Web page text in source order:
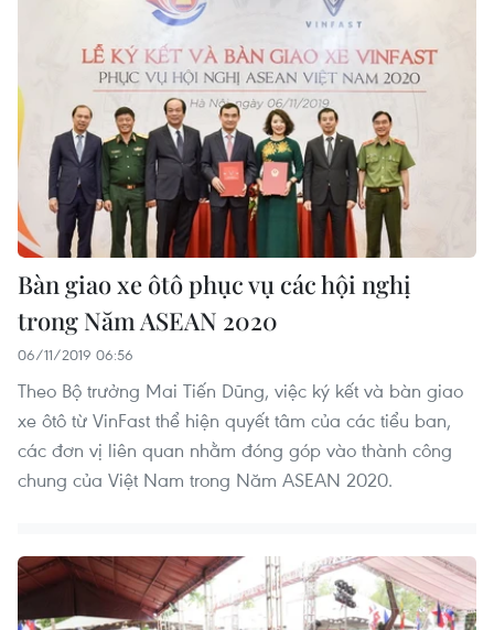
Bàn giao xe ôtô phục vụ các hội nghị
trong Năm ASEAN 2020
06/11/2019 06:56
Theo Bộ trưởng Mai Tiến Dũng, việc ký kết và bàn giao
xe ôtô từ VinFast thể hiện quyết tâm của các tiểu ban,
các đơn vị liên quan nhằm đóng góp vào thành công
chung của Việt Nam trong Năm ASEAN 2020.